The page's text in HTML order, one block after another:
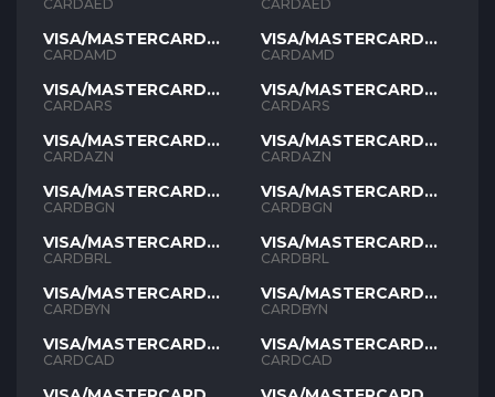
CARDAED
VISA/MASTERCARD
AMD
CARDAMD
VISA/MASTERCARD
ARS
CARDARS
VISA/MASTERCARD
AZN
CARDAZN
VISA/MASTERCARD
BGN
CARDBGN
VISA/MASTERCARD
BRL
CARDBRL
VISA/MASTERCARD
BYN
CARDBYN
VISA/MASTERCARD
CAD
CARDCAD
CARDAED
VISA/MASTERCARD
AMD
CARDAMD
VISA/MASTERCARD
ARS
CARDARS
VISA/MASTERCARD
AZN
CARDAZN
VISA/MASTERCARD
BGN
CARDBGN
VISA/MASTERCARD
BRL
CARDBRL
VISA/MASTERCARD
BYN
CARDBYN
VISA/MASTERCARD
CAD
CARDCAD